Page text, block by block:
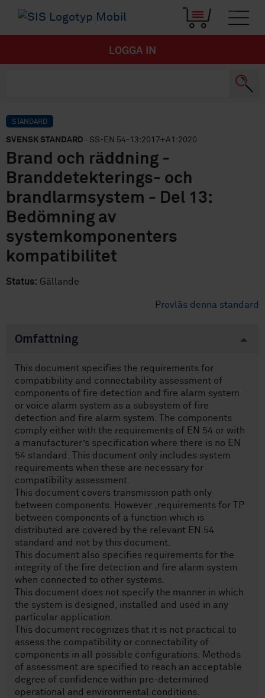
LOGGA IN
STANDARD
SVENSK STANDARD · SS-EN 54-13:2017+A1:2020
Brand och räddning -
Branddetekterings- och
brandlarmsystem - Del 13:
Bedömning av
systemkomponenters
kompatibilitet
Status: Gällande
Provläs denna standard
Omfattning
This document specifies the requirements for
compatibility and connectability assessment of
components of fire detection and fire alarm system
or voice alarm system as a subsystem of fire
detection and fire alarm system. The components
comply either with the requirements of EN 54 or with
a manufacturer’s specification where there is no EN
54 standard. This document only includes system
requirements when these are necessary for
compatibility assessment.
This document covers transmission path only
between components. However ,requirements for TP
between components of a function which is
distributed are covered by the relevant EN 54
standard and not by this document.
This document also specifies requirements for the
integrity of the fire detection and fire alarm system
when connected to other systems.
This document does not specify the manner in which
the system is designed, installed and used in any
particular application.
This document recognizes that it is not practical to
assess the compatibility or connectability of
components in all possible configurations. Methods
of assessment are specified to reach an acceptable
degree of confidence within pre-determined
operational and environmental conditions.